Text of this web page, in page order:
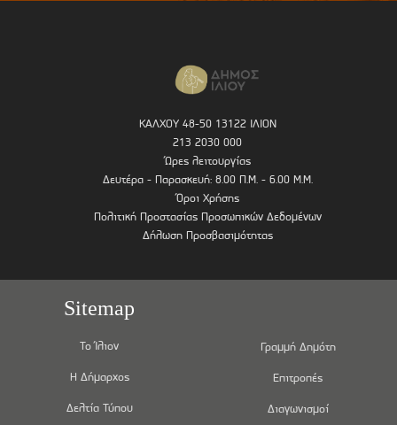
ΚΑΛΧΟΥ 48-50 13122 ΙΛΙΟΝ
213 2030 000
Ώρες λειτουργίας
Δευτέρα - Παρασκευή: 8.00 Π.Μ. - 6.00 Μ.Μ.
Όροι Χρήσης
Πολιτική Προστασίας Προσωπικών Δεδομένων
Δήλωση Προσβασιμότητας
Sitemap
Το Ίλιον
Η Δήμαρχος
Δελτία Τύπου
Γραμμή Δημότη
Επιτροπές
Διαγωνισμοί